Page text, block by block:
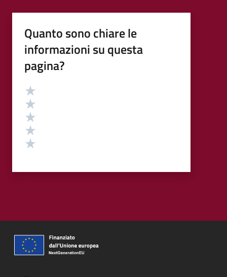
Quanto sono chiare le
informazioni su questa
pagina?
Valutazione